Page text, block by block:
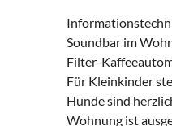
Soundbar im
Filter-
Für Kleinkinder
Hunde sind
Wohnung ist